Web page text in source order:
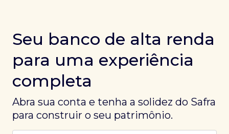
Seu banco de alta renda
para uma experiência
completa
Abra sua conta e tenha a solidez do Safra
para construir o seu patrimônio.